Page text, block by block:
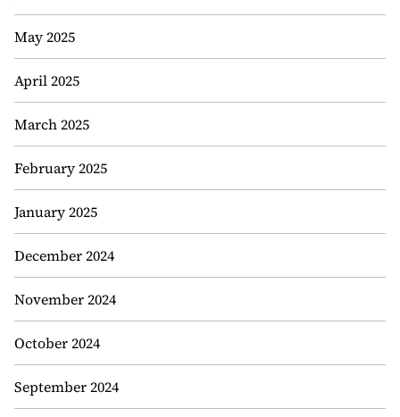
May 2025
April 2025
March 2025
February 2025
January 2025
December 2024
November 2024
October 2024
September 2024